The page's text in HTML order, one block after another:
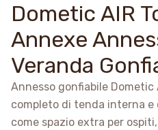
Dometic AIR
Annexe
Veranda
Annesso gonfiabile Dometic
completo di tenda interna
come spazio extra per